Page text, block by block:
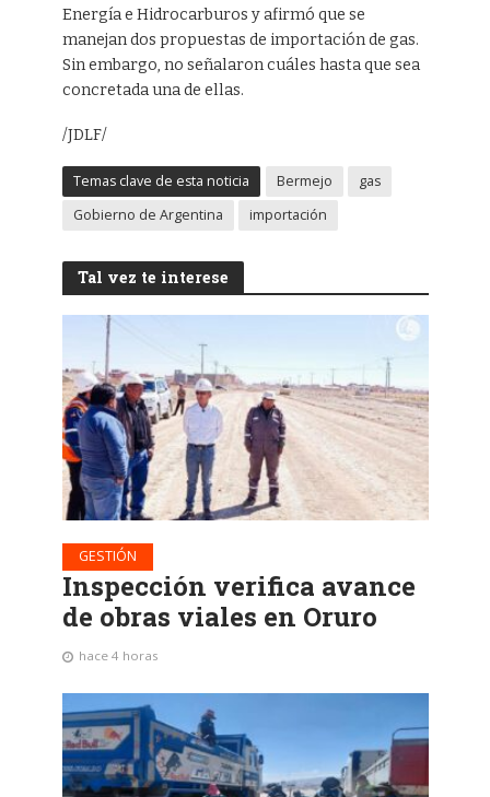
Energía e Hidrocarburos y afirmó que se
manejan dos propuestas de importación de gas.
Sin embargo, no señalaron cuáles hasta que sea
concretada una de ellas.
/JDLF/
Temas clave de esta noticia Bermejo
gas
Gobierno de Argentina
importación
Tal vez te interese
GESTIÓN
Inspección verifica avance
de obras viales en Oruro
hace 4 horas